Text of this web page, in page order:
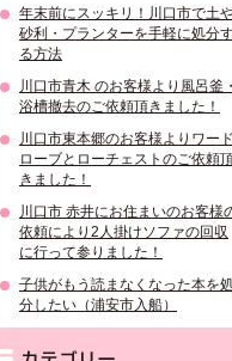
年末前にスッキリ！川口市で土
砂利・プランターを手軽に処分
る方法
川口市青木 のお客様より風呂釜・
浴槽撤去のご依頼頂きました！
川口市東本郷のお客様よりワード
ローブとローチェストのご依頼
きました！
川口市 赤井にお住まいのお客様
依頼により2人掛けソファの回収
に行って参りました！
子供がもう読まなくなった本を
分したい（浦安市入船）